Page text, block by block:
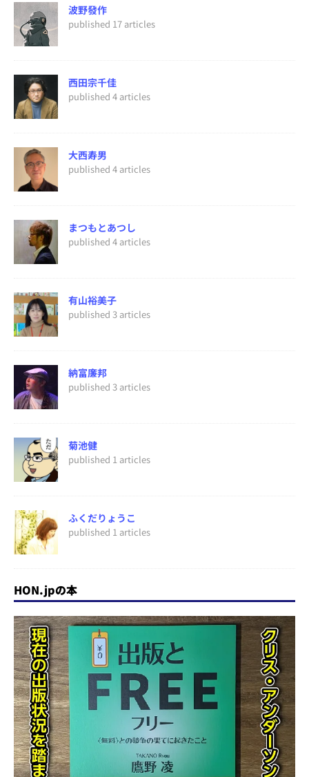
波野發作
published 17 articles
西田宗千佳
published 4 articles
大西寿男
published 4 articles
まつもとあつし
published 4 articles
有山裕美子
published 3 articles
納富廉邦
published 3 articles
菊池健
published 1 articles
ふくだりょうこ
published 1 articles
HON.jpの本